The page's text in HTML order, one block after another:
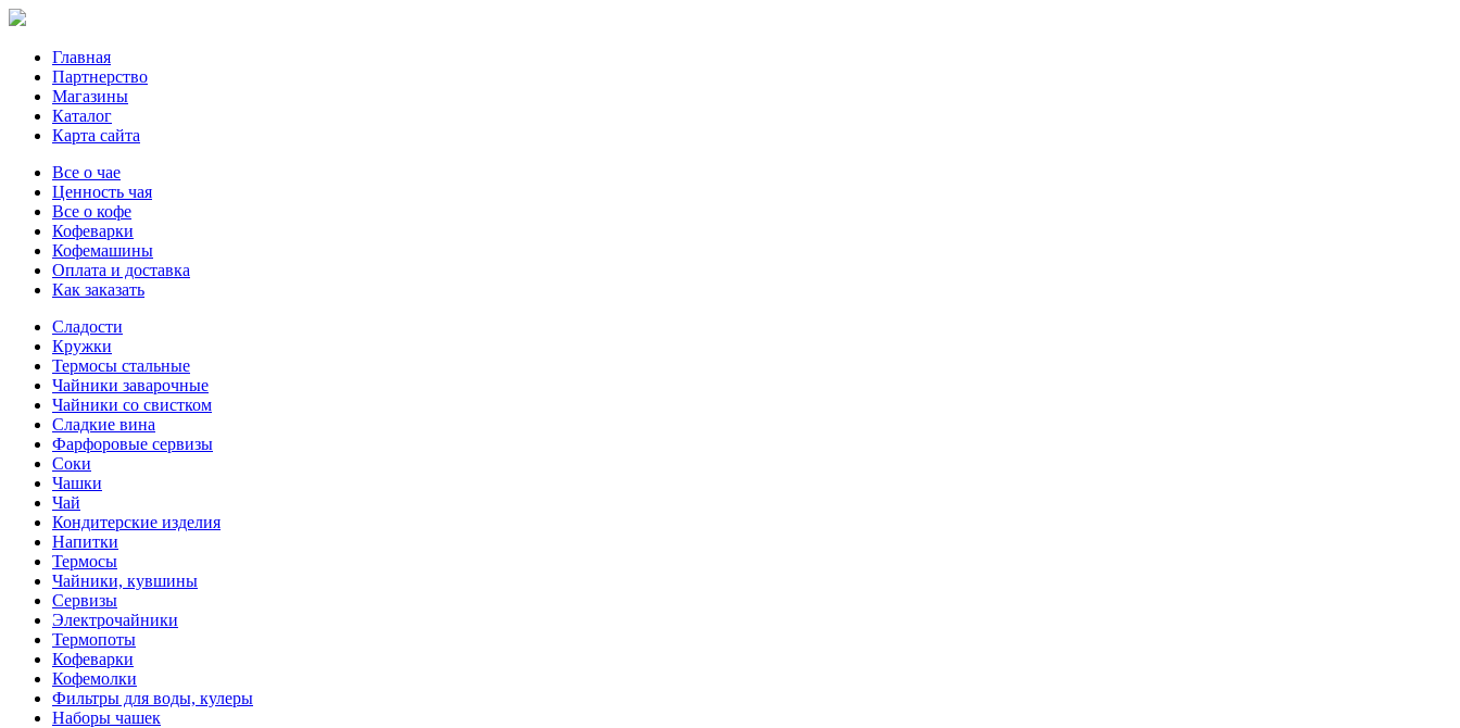
Главная
Партнерство
Магазины
Каталог
Карта сайта
Все о чае
Ценность чая
Все о кофе
Кофеварки
Кофемашины
Оплата и доставка
Как заказать
Сладости
Кружки
Термосы стальные
Чайники заварочные
Чайники со свистком
Сладкие вина
Фарфоровые сервизы
Соки
Чашки
Чай
Кондитерские изделия
Напитки
Термосы
Чайники, кувшины
Сервизы
Электрочайники
Термопоты
Кофеварки
Кофемолки
Фильтры для воды, кулеры
Наборы чашек